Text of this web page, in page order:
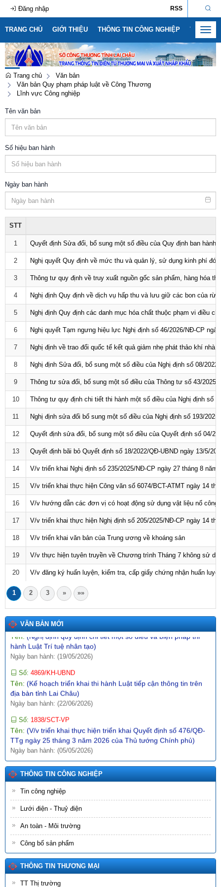
RSS
Đăng nhập
TRANG CHỦ GIỚI THIỆU THÔNG TIN CÔNG NGHIỆP THÔNG
Trang chủ
Văn bản
Văn bản Quy phạm pháp luật về Công Thương
Lĩnh vực Công nghiệp
Tên văn bản
Số hiệu ban hành
Ngày ban hành
STT
1 Quyết định Sửa đổi, bổ sung một số điều của Quy định ban hành
2 Nghị quyết Quy định về mức thu và quản lý, sử dụng kinh phí
3 Thông tư quy định về truy xuất nguồn gốc sản phẩm, hàng hóa
4 Nghị định Quy định về dịch vụ hấp thu và lưu giữ các bon của
5 Nghị định Quy định các danh mục hóa chất thuộc phạm vi điều
6 Nghị quyết Tạm ngưng hiệu lực Nghị định số 46/2026/NĐ-CP
7 Nghị định về trao đổi quốc tế kết quả giảm nhẹ phát thảo khí nhà
8 Nghị định Sửa đổi, bổ sung một số điều của Nghị định số 08/
9 Thông tư sửa đổi, bổ sung một số điều của Thông tư số 43/
10 Thông tư quy định chi tiết thi hành một số điều của Nghị định số
11 Nghị định sửa đổi bổ sung một số điều của Nghị định số 193/
12 Quyết định sửa đổi, bổ sung một số điều của Quyết định số 04/
13 Quyết định bãi bỏ Quyết định số 18/2022/QĐ-UBND ngày 13/5/
14 V/v triển khai Nghị định số 235/2025/NĐ-CP ngày 27 tháng 8 năm
15 V/v triển khai thực hiện Công văn số 6074/BCT-ATMT ngày 14
16 V/v hướng dẫn các đơn vị có hoạt động sử dụng vật liệu nổ
17 V/v triển khai thực hiện Nghị định số 205/2025/NĐ-CP ngày 14
18 V/v triển khai văn bản của Trung ương về khoáng sản
19 V/v thực hiện tuyên truyền về Chương trình Tháng 7 không sử
20 V/v đăng ký huấn luyện, kiểm tra, cấp giấy chứng nhận huấn
1 2 3 » »»
VĂN BẢN MỚI
Số:1792/KH-SCT
Tên:
(Kế hoạch thực hiện Nghị quyết số 57-NQ/TW, ngày
22/12/2024 của Bộ Chính trị về đột phá phát triển khoa học,
công nghệ, đổi mới sáng tạo và chuyển đổi số quốc gia năm
2026)
3092/SCT-QLTM
Tên:
(Tuyên truyền, phổ biến thông tin Sổ tay hướng dẫn thực
thi, hỏi đáp các quy định SPS trong xuất khẩu nông - lâm - thủy
sản vào thị trường EU)
Ngày ban hành: (12/07/2026)
Số:1771/SCT-VP
Tên:
(V/v triển khai thực hiện Thông báo số 01-TB/CQTTBCĐ
ngày 16/4/2026 của Cơ quan thường trực BCĐ nghị quyết số
57-NQ/TW)
Số:142/2026/NĐ-CP
Tên:(Nghị định quy định chi tiết một số điều và biện pháp thi
hành Luật Trí tuệ nhân tạo)
Ngày ban hành: (19/05/2026)
Số: 4869/KH-UBND
Tên:
(Kế hoạch triển khai thi hành Luật tiếp cận thông tin trên
địa bàn tỉnh Lai Châu)
Ngày ban hành: (22/06/2026)
Số: 1838/SCT-VP
Tên:
(V/v triển khai thực hiện triển khai Quyết định số 476/QĐ-
TTg ngày 25 tháng 3 năm 2026 của Thủ tướng Chính phủ)
Ngày ban hành: (05/05/2026)
Số:1044/QĐ-UBND
Tên:(Quyết định ban hành Khung kiến trúc dữ liệu, Khung quản
trị, quản lý dữ liệu, Từ điển dữ liệu, Danh mục dữ liệu chủ, danh
mục dữ liệu dùng chung tỉnh Lai Châu)
Số:1864/SCT-VP
Tên:(V/v triển khai thực hiện triển khai Kế hoạch số 3330/KH-
UBND ngày 03/5/2026 của UBND tỉnh về đánh giá hoạt động
bàn tỉnh Lai Châu)
Ngày ban hành: (03/05/2026)
THÔNG TIN CÔNG NGHIỆP
Tin công nghiệp
Lưới điện - Thuỷ điện
An toàn - Môi trường
Công bố sản phẩm
THÔNG TIN THƯƠNG MẠI
TT Thị trường